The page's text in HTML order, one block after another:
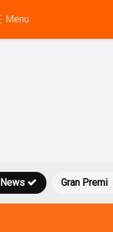
News Gran Premi